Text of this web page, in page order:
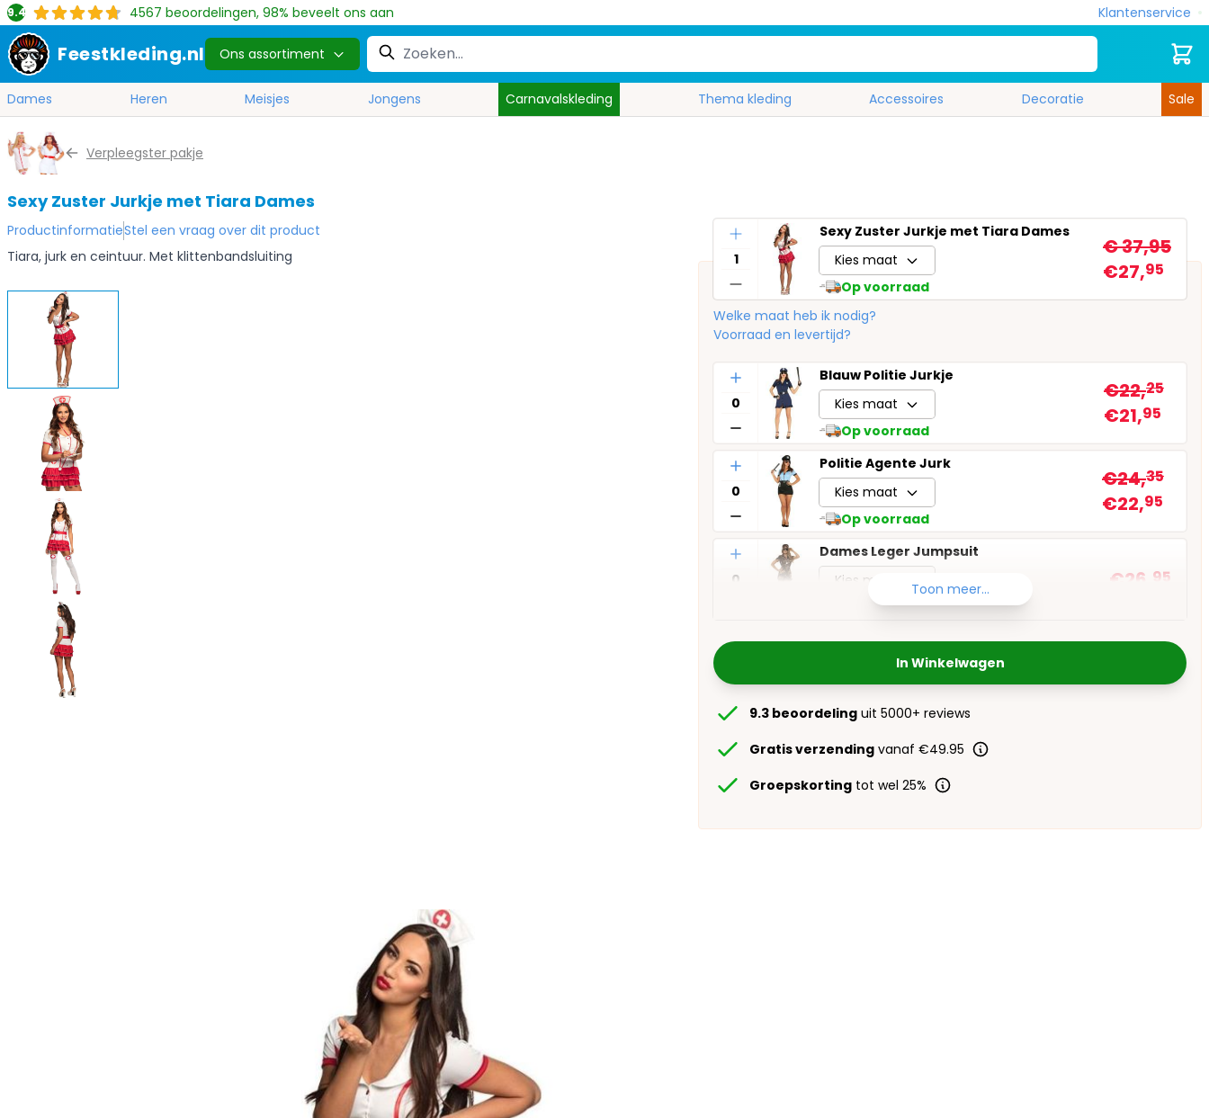
9.4 4567 beoordelingen, 98% beveelt ons aan Klantenservice
Feestkleding.nl Ons assortiment
Zoek Cart
Dames Heren Meisjes Jongens Carnavalskleding Thema kleding Accessoires Decoratie
Sale
Verpleegster pakje
Sexy Zuster Jurkje met Tiara Dames
ProductinformatieStel een vraag over dit product
Tiara, jurk en ceintuur. Met klittenbandsluiting
Aantal
Sexy Zuster Jurkje met Tiara Dames
Kies maat
Op voorraad
€ 37,95
€27,95
Welke maat heb ik nodig?
Voorraad en levertijd?
Aantal
Blauw Politie Jurkje
Kies maat
Op voorraad
€22,25
€21,95
Aantal
Politie Agente Jurk
Kies maat
Op voorraad
€24,35
€22,95
Aantal
Dames Leger Jumpsuit
Kies maat
Op voorraad
€26, 95
Toon meer...
In Winkelwagen
9.3 beoordeling uit 5000+ reviews
Gratis verzending vanaf €49.95
Groepskorting tot wel 25%